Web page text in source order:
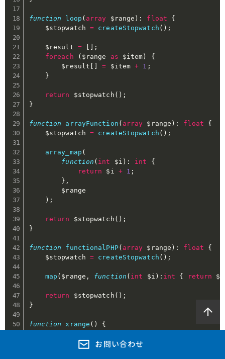
function loop ( array $range ) : float
{
$stopwatch
= createStopwatch ( ) ;
$result =
;
foreach
( $range as $item )
{
$result
= $item + 1 ;
}
return $stopwatch ( ) ;
}
function arrayFunction ( array $range ) : float
{
$stopwatch
= createStopwatch ( ) ;
array_map (
function ( int $i ) : int
{
return
$i + 1 ;
} ,
$range
) ;
return $stopwatch ( ) ;
}
function functionalPHP( array $range ) : float
{
$stopwatch
= createStopwatch ( ) ;
map ( $range , function ( int $i ) : int { return $i
return $stopwatch ( ) ;
}
function xrange ( )
{
お問い合わせ